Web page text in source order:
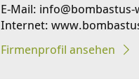
E-Mail:
Internet:
Firmenprofil ansehen